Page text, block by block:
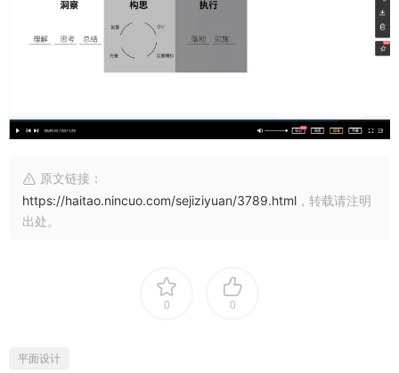
原文链接：
https://haitao.nincuo.com/sejiziyuan/3789.html ，转载请注明
出处。
0 0
平面设计